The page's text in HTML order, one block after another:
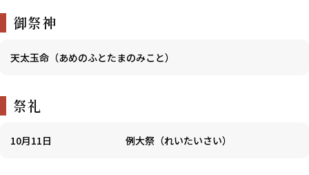
御祭神
天太玉命（あめのふとたまのみこと）
祭礼
10月11日 例大祭（れいたいさい）